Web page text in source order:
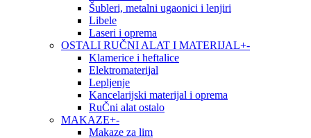
Šubleri, metalni ugaonici i lenjiri
Libele
Laseri i oprema
OSTALI RUČNI ALAT I MATERIJAL+-
Klamerice i heftalice
Elektromaterijal
Lepljenje
Kancelarijski materijal i oprema
RuČni alat ostalo
MAKAZE+-
Makaze za lim